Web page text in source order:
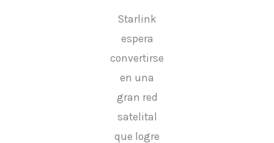
Starlink
espera
convertirse
en una
gran red
satelital
que logre